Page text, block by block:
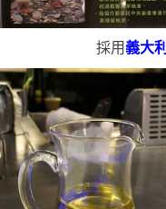
採用義大利